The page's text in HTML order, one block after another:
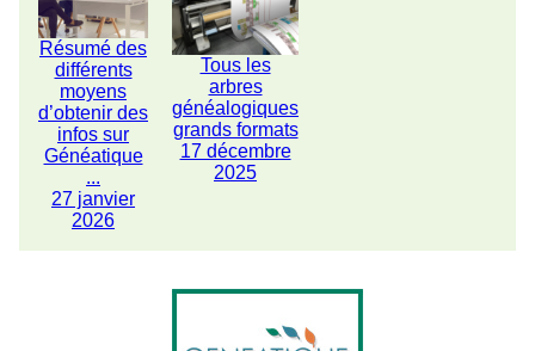
Résumé des
différents
moyens
d’obtenir des
infos sur
Généatique
...
27 janvier
2026
Tous les
arbres
généalogiques
grands formats
17 décembre
2025